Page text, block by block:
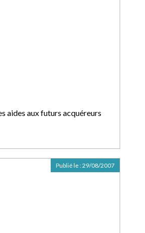
aides aux futurs acquéreurs
Publié le :29/08/2007